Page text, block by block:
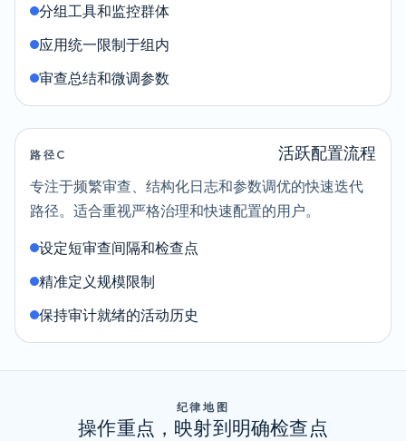
分组工具和监控群体
应用统一限制于组内
审查总结和微调参数
路径C 活跃配置流程
专注于频繁审查、结构化日志和参数调优的快速迭代
路径。适合重视严格治理和快速配置的用户。
设定短审查间隔和检查点
精准定义规模限制
保持审计就绪的活动历史
纪律地图
操作重点，映射到明确检查点